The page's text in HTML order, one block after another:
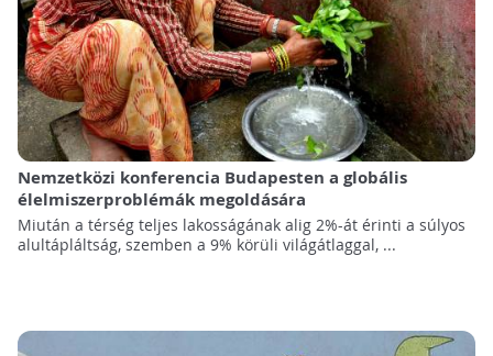
Nemzetközi konferencia Budapesten a globális
élelmiszerproblémák megoldására
Miután a térség teljes lakosságának alig 2%-át érinti a súlyos
alultápláltság, szemben a 9% körüli világátlaggal, ...